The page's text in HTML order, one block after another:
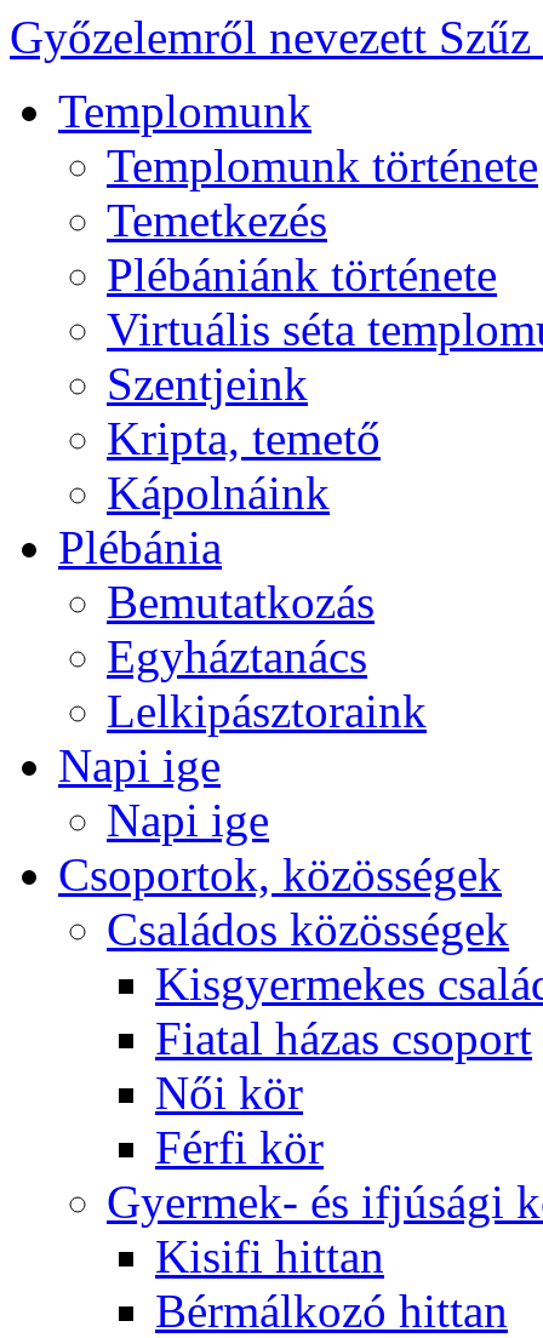
Győzelemről nevezett
Templomunk
Templomunk története
Temetkezés
Plébániánk története
Virtuális séta
Szentjeink
Kripta, temető
Kápolnáink
Plébánia
Bemutatkozás
Egyháztanács
Lelkipásztoraink
Napi ige
Napi ige
Csoportok, közösségek
Családos közösségek
Kisgyermekes
Fiatal házas csoport
Női kör
Férfi kör
Gyermek- és ifjúsági
Kisifi hittan
Bérmálkozó hittan